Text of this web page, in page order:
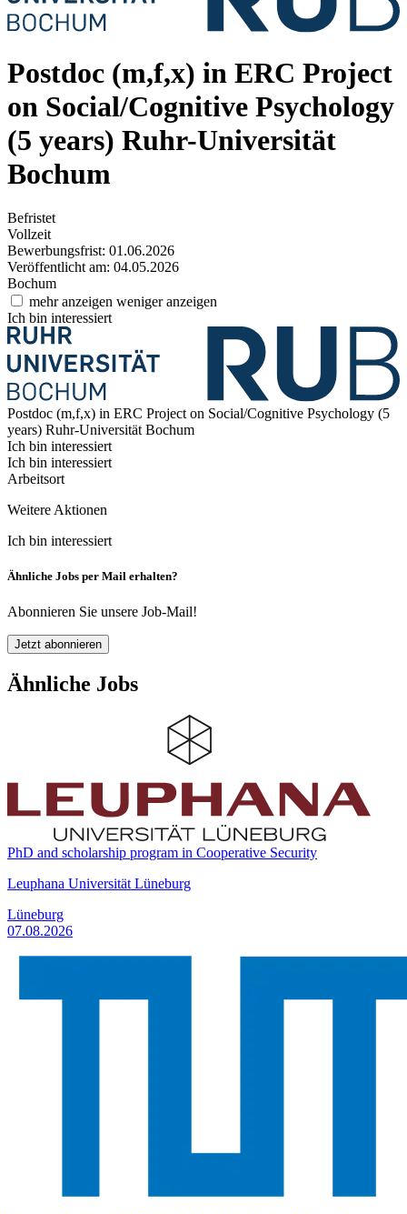
Postdoc (m,f,x) in ERC Project
on Social/Cognitive Psychology
(5 years) Ruhr-Universität
Bochum
Befristet
Vollzeit
Bewerbungsfrist: 01.06.2026
Veröffentlicht am: 04.05.2026
Bochum
mehr anzeigen weniger anzeigen
Ich bin interessiert
Postdoc (m,f,x) in ERC Project on Social/Cognitive Psychology (5
years) Ruhr-Universität Bochum
Ich bin interessiert
Ich bin interessiert
Arbeitsort
Weitere Aktionen
Ich bin interessiert
Ähnliche Jobs per Mail erhalten?
Abonnieren Sie unsere Job-Mail!
Jetzt abonnieren
Ähnliche Jobs
PhD and scholarship program in Cooperative Security
Leuphana Universität Lüneburg
Lüneburg
07.08.2026